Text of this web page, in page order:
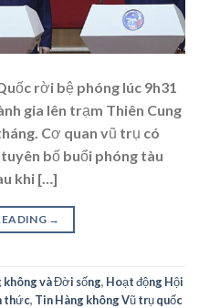
rời bệ phóng lúc 9h31
gia lên trạm Thiên Cung
Cơ quan vũ trụ có
bố buổi phóng tàu
khi […]
→
không và Đời sống, Hoạt động Hội
thức, Tin Hàng không Vũ trụ quốc